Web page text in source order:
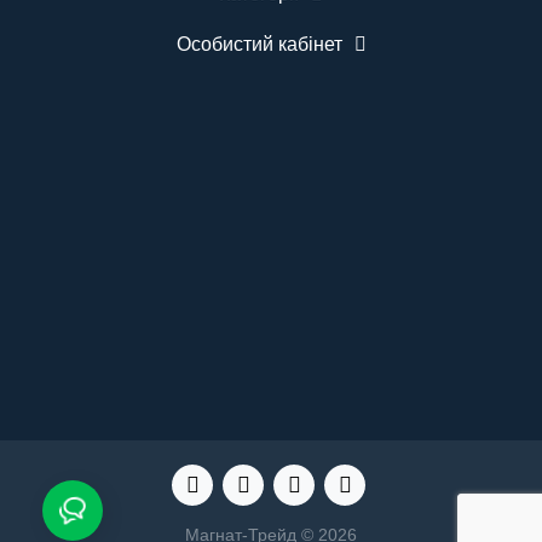
шт. Бездротова кнопка виклику медсестри
Особистий кабінет
Магнат-Трейд © 2026